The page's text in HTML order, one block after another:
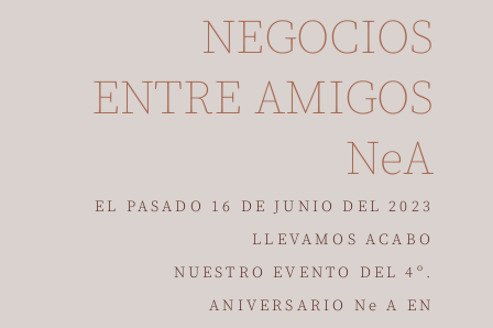
NEGOCIOS
ENTRE AMIGOS
NeA
EL PASADO 16 DE JUNIO DEL 2023
LLEVAMOS ACABO
NUESTRO EVENTO DEL 4º.
ANIVERSARIO Ne A EN